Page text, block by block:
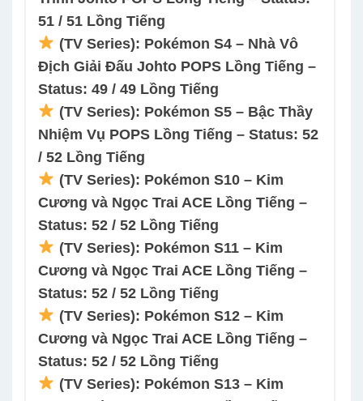
51 / 51 Lồng Tiếng
(TV Series): Pokémon S4 – Nhà Vô
Địch Giải Đấu Johto POPS Lồng Tiếng –
Status: 49 / 49 Lồng Tiếng
(TV Series): Pokémon S5 – Bậc Thầy
Nhiệm Vụ POPS Lồng Tiếng – Status: 52
/ 52 Lồng Tiếng
(TV Series): Pokémon S10 – Kim
Cương và Ngọc Trai ACE Lồng Tiếng –
Status: 52 / 52 Lồng Tiếng
(TV Series): Pokémon S11 – Kim
Cương và Ngọc Trai ACE Lồng Tiếng –
Status: 52 / 52 Lồng Tiếng
(TV Series): Pokémon S12 – Kim
Cương và Ngọc Trai ACE Lồng Tiếng –
Status: 52 / 52 Lồng Tiếng
(TV Series): Pokémon S13 – Kim